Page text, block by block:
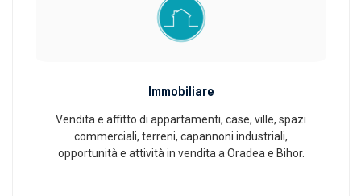
Immobiliare
Vendita e affitto di appartamenti, case, ville, spazi
commerciali, terreni, capannoni industriali,
opportunità e attività in vendita a Oradea e Bihor.